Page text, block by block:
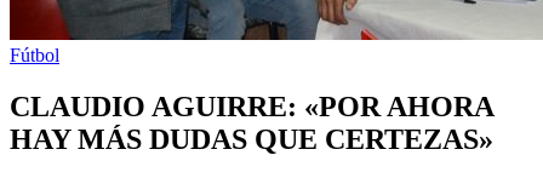
Fútbol
CLAUDIO AGUIRRE: «POR AHORA
HAY MÁS DUDAS QUE CERTEZAS»